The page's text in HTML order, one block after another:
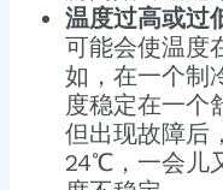
温度过高或过
可能会使温度
如，在一个制
度稳定在一个
但出现故障后
24℃，一会儿